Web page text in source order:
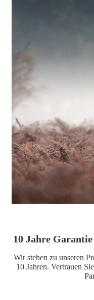
10 Jahre
Wir stehen zu unseren
10 Jahren. Vertrauen